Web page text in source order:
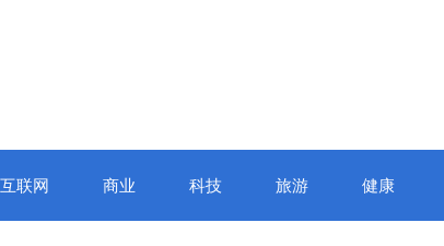
互联网 商业 科技 旅游 健康